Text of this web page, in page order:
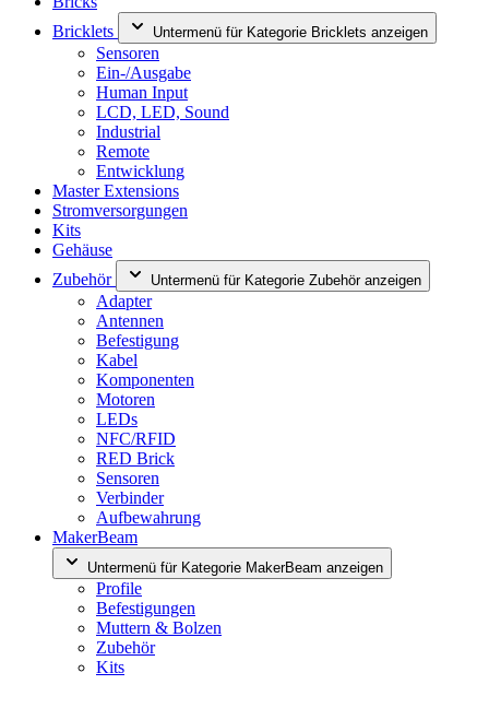
Bricklets
Untermenü für Kategorie Bricklets anzeigen
Sensoren
Ein-/Ausgabe
Human Input
LCD, LED, Sound
Industrial
Remote
Entwicklung
Master Extensions
Stromversorgungen
Kits
Gehäuse
Zubehör
Untermenü für Kategorie Zubehör anzeigen
Adapter
Antennen
Befestigung
Kabel
Komponenten
Motoren
LEDs
NFC/RFID
RED Brick
Sensoren
Verbinder
Aufbewahrung
MakerBeam
Untermenü für Kategorie MakerBeam anzeigen
Profile
Befestigungen
Muttern & Bolzen
Zubehör
Kits